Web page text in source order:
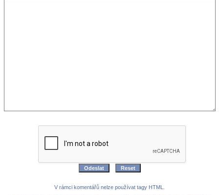
V rámci komentářů nelze používat tagy HTML.